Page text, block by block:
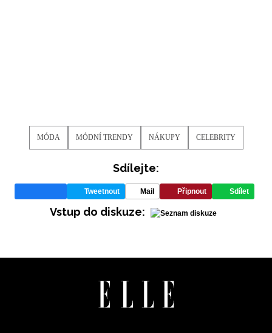
soukromí BurdaMedia Extra s.r.o., zaškrtněte toto pole.
MÓDA MÓDNÍ TRENDY NÁKUPY CELEBRITY
Sdílejte:
Tweetnout Mail Připnout Sdílet
Vstup do diskuze: